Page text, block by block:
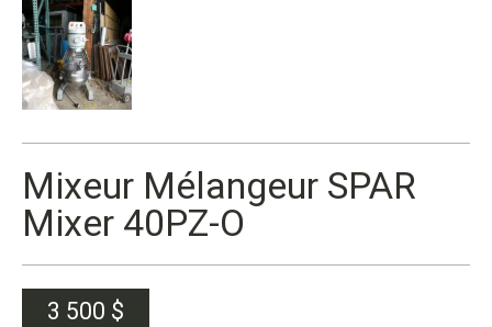
Mixeur Mélangeur SPAR
Mixer 40PZ-O
3 500 $